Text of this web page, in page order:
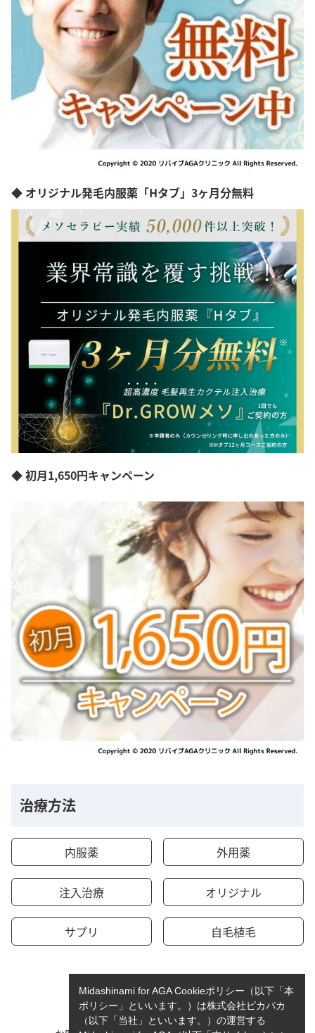
◆ オリジナル発毛内服薬「Hタブ」3ヶ月分無料
◆ 初月1,650円キャンペーン
治療方法
内服薬 外用薬
注入治療 オリジナル
サプリ 自毛植毛
Midashinami for AGA Cookieポリシー（以下「本
ポリシー」といいます。）は株式会社ピカパカ
（以下「当社」といいます。）の運営する